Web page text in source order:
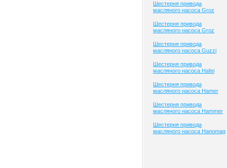
Шестерня привода
масляного насоса Groz
Шестерня привода
масляного насоса Groz
Шестерня привода
масляного насоса Guzzi
Шестерня привода
масляного насоса Hafei
Шестерня привода
масляного насоса Hamer
Шестерня привода
масляного насоса Hammer
Шестерня привода
масляного насоса Hanomag